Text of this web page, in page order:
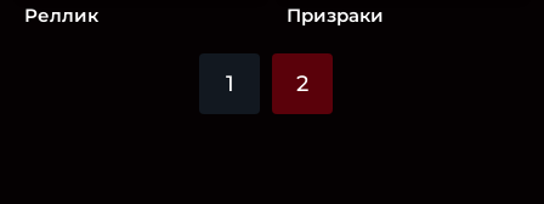
Реллик Призраки
1 2